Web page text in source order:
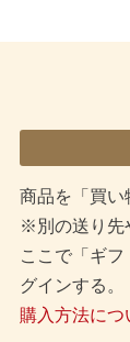
商品を「買い
※別の送り先
ここで「ギ
グインする。
購入方法につ